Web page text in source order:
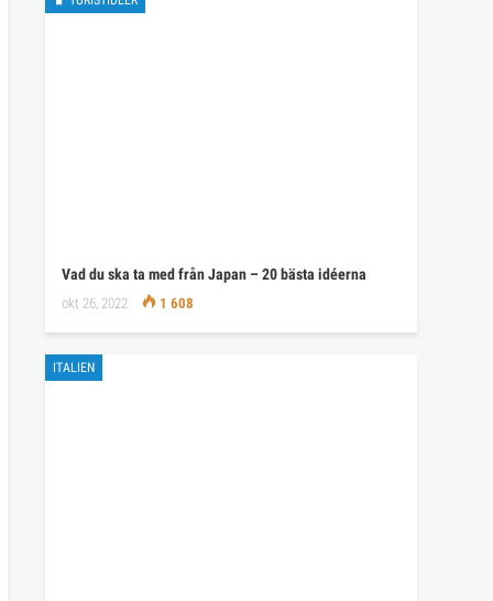
Vad du ska ta med från Japan – 20 bästa idéerna
okt 26, 2022 1 608
ITALIEN